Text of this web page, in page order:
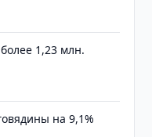
1,23 млн.
на 9,1%